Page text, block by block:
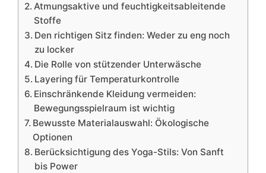
Atmungsaktive und feuchtigkeitsableitende
Stoffe
Den richtigen Sitz finden: Weder zu eng noch
zu locker
Die Rolle von stützender Unterwäsche
Layering für Temperaturkontrolle
Einschränkende Kleidung vermeiden:
Bewegungsspielraum ist wichtig
Bewusste Materialauswahl: Ökologische
Optionen
Berücksichtigung des Yoga-Stils: Von Sanft
bis Power